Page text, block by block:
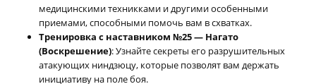
медицинскими техникками и другими особенными
приемами, способными помочь вам в схватках.
Тренировка с наставником №25 — Нагато
(Воскрешение): Узнайте секреты его разрушительных
атакующих ниндзюцу, которые позволят вам держать
инициативу на поле боя.